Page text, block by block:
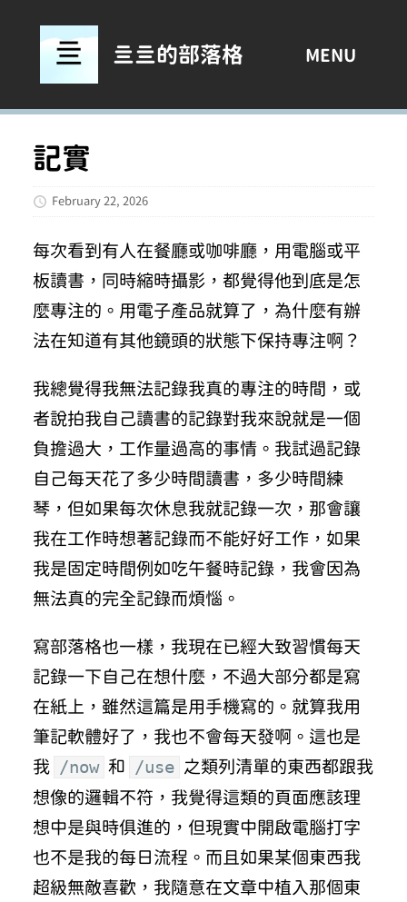
亖亖的部落格 MENU
記實
February 22, 2026
每次看到有人在餐廳或咖啡廳，用電腦或平
板讀書，同時縮時攝影，都覺得他到底是怎
麼專注的。用電子產品就算了，為什麼有辦
法在知道有其他鏡頭的狀態下保持專注啊？
我總覺得我無法記錄我真的專注的時間，或
者說拍我自己讀書的記錄對我來說就是一個
負擔過大，工作量過高的事情。我試過記錄
自己每天花了多少時間讀書，多少時間練
琴，但如果每次休息我就記錄一次，那會讓
我在工作時想著記錄而不能好好工作，如果
我是固定時間例如吃午餐時記錄，我會因為
無法真的完全記錄而煩惱。
寫部落格也一樣，我現在已經大致習慣每天
記錄一下自己在想什麼，不過大部分都是寫
在紙上，雖然這篇是用手機寫的。就算我用
筆記軟體好了，我也不會每天發啊。這也是
我
/now 和 /use
之類列清單的東西都跟我
想像的邏輯不符，我覺得這類的頁面應該理
想中是與時俱進的，但現實中開啟電腦打字
也不是我的每日流程。而且如果某個東西我
超級無敵喜歡，我隨意在文章中植入那個東